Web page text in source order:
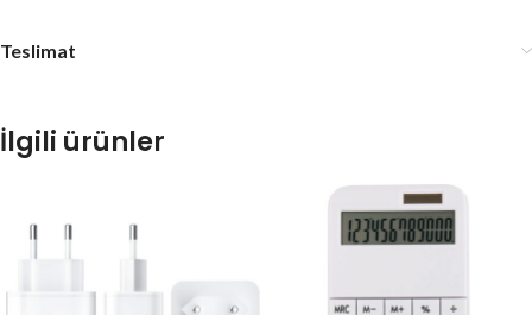
Teslimat
İlgili ürünler